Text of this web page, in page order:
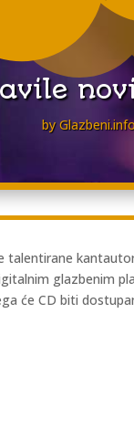
by
talentirane
glazbenim
će CD biti